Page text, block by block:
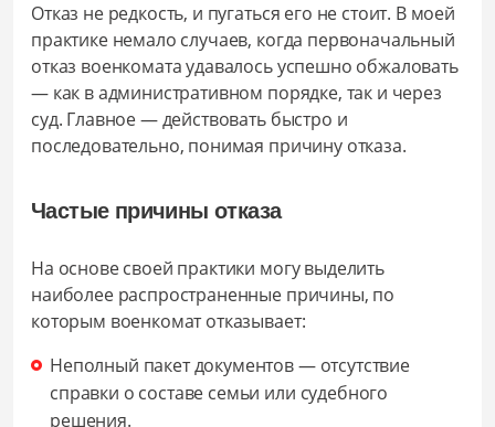
Отказ не редкость, и пугаться его не стоит. В моей
практике немало случаев, когда первоначальный
отказ военкомата удавалось успешно обжаловать
— как в административном порядке, так и через
суд. Главное — действовать быстро и
последовательно, понимая причину отказа.
Частые причины отказа
На основе своей практики могу выделить
наиболее распространенные причины, по
которым военкомат отказывает:
Неполный пакет документов — отсутствие
справки о составе семьи или судебного
решения.